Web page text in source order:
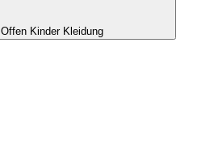
Offen Kinder Kleidung